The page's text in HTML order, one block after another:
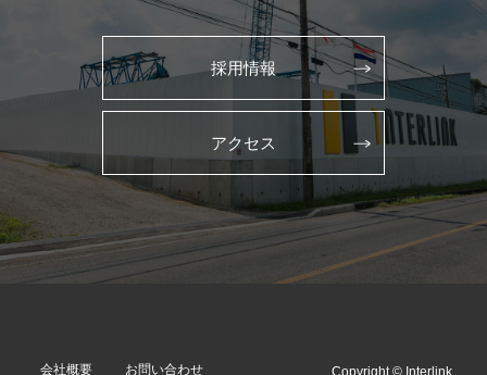
採用情報
アクセス
会社概要 お問い合わせ Copyright © Interlink